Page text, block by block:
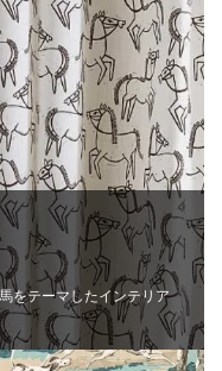
をテーマしたインテリア